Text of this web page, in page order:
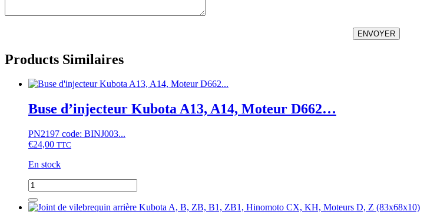
ENVOYER
Products Similaires
Buse d’injecteur Kubota A13, A14, Moteur D662…
PN2197 code: BINJ003...
€24,00 TTC
En stock
quantité
de
Buse